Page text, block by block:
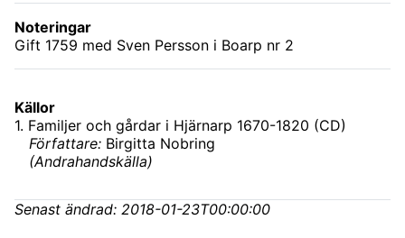
Noteringar
Gift 1759 med Sven Persson i Boarp nr 2
Källor
1. Familjer och gårdar i Hjärnarp 1670-1820 (CD)
Författare: Birgitta Nobring
(Andrahandskälla)
Senast ändrad: 2018-01-23T00:00:00